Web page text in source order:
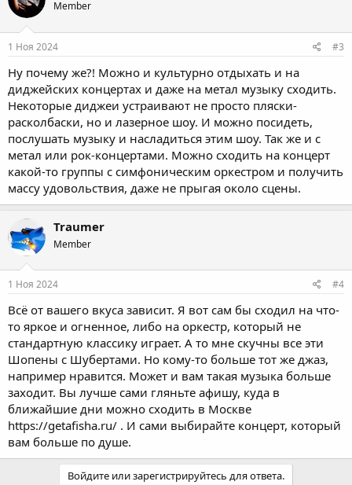
Member
1 Ноя 2024 #3
Ну почему же?! Можно и культурно отдыхать и на
диджейских концертах и даже на метал музыку сходить.
Некоторые диджеи устраивают не просто пляски-
расколбаски, но и лазерное шоу. И можно посидеть,
послушать музыку и насладиться этим шоу. Так же и с
метал или рок-концертами. Можно сходить на концерт
какой-то группы с симфоническим оркестром и получить
массу удовольствия, даже не прыгая около сцены.
Traumer
Member
1 Ноя 2024 #4
Всё от вашего вкуса зависит. Я вот сам бы сходил на что-
то яркое и огненное, либо на оркестр, который не
стандартную классику играет. А то мне скучны все эти
Шопены с Шубертами. Но кому-то больше тот же джаз,
например нравится. Может и вам такая музыка больше
заходит. Вы лучше сами гляньте афишу, куда в
ближайшие дни можно сходить в Москве
https://getafisha.ru/ . И сами выбирайте концерт, который
вам больше по душе.
Войдите или зарегистрируйтесь для ответа.